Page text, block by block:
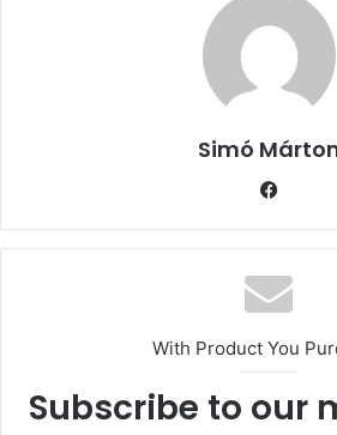
Simó
With Product You
Subscribe to our